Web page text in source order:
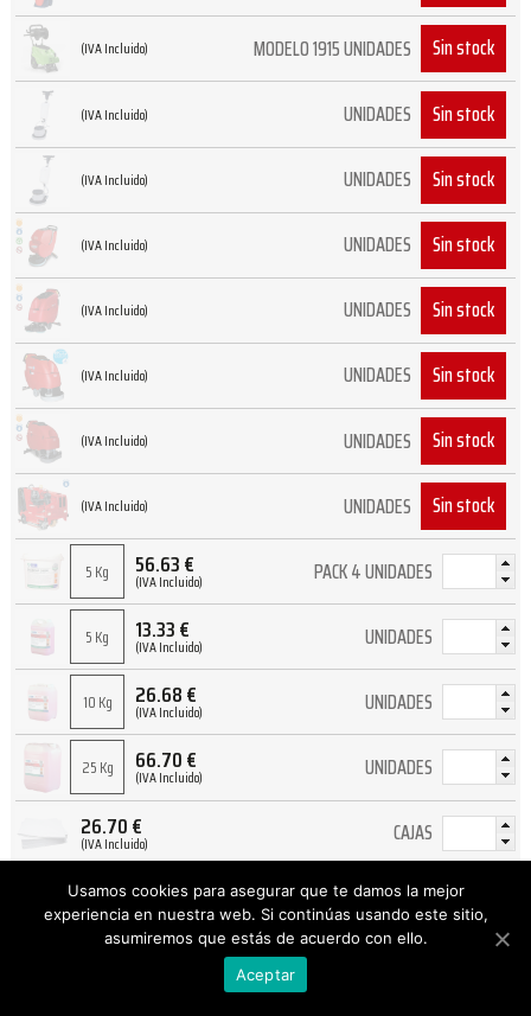
(IVA Incluido) MODELO 1915 UNIDADES Sin stock
(IVA Incluido) UNIDADES Sin stock
(IVA Incluido) UNIDADES Sin stock
(IVA Incluido) UNIDADES Sin stock
(IVA Incluido) UNIDADES Sin stock
(IVA Incluido) UNIDADES Sin stock
(IVA Incluido) UNIDADES Sin stock
(IVA Incluido) UNIDADES Sin stock
5 Kg 56.63€
(IVA Incluido) PACK 4 UNIDADES
5 Kg 13.33€
(IVA Incluido) UNIDADES
10 Kg 26.68€
(IVA Incluido) UNIDADES
25 Kg 66.70€
(IVA Incluido) UNIDADES
26.70€
(IVA Incluido) CAJAS
25 Kg 340.31 €
(IVA Incluido) UNIDADES Sin stock
Usamos cookies para asegurar que te damos la mejor
experiencia en nuestra web. Si continúas usando este sitio,
asumiremos que estás de acuerdo con ello.
Aceptar